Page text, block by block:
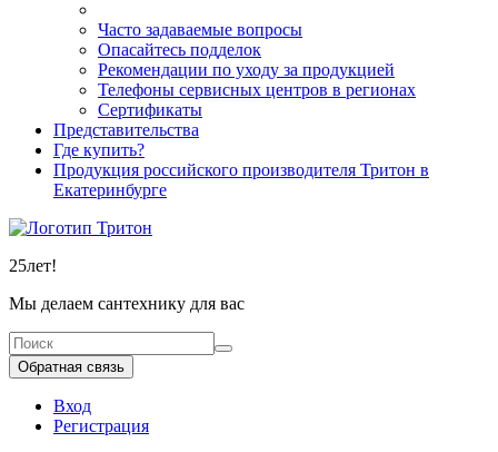
Часто задаваемые вопросы
Опасайтесь подделок
Рекомендации по уходу за продукцией
Телефоны сервисных центров в регионах
Сертификаты
Представительства
Где купить?
Продукция российского производителя Тритон в
Екатеринбурге
25лет!
Мы делаем сантехнику для вас
Обратная связь
Вход
Регистрация